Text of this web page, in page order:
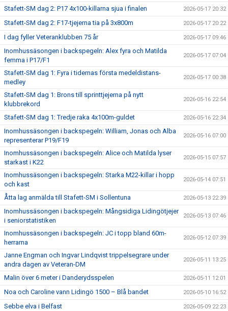
Stafett-SM dag 2: P17 4x100-killarna sjua i finalen 2026-05-17 20:32
Stafett-SM dag 2: F17-tjejerna tia på 3x800m 2026-05-17 20:22
I dag fyller Veteranklubben 75 år 2026-05-17 09:46
Inomhussäsongen i backspegeln: Alex fyra och Matilda
femma i P17/F1
2026-05-17 07:04
Stafett-SM dag 1: Fyra i tidernas första medeldistans-
medley
2026-05-17 00:38
Stafett-SM dag 1: Brons till sprinttjejerna på nytt
klubbrekord
2026-05-16 22:54
Stafett-SM dag 1: Tredje raka 4x100m-guldet 2026-05-16 22:34
Inomhussäsongen i backspegeln: William, Jonas och Alba
representerar P19/F19
2026-05-16 07:00
Inomhussäsongen i backspegeln: Alice och Matilda lyser
starkast i K22
2026-05-15 07:57
Inomhussäsongen i backspegeln: Starka M22-killar i hopp
och kast
2026-05-14 07:51
Åtta lag anmälda till Stafett-SM i Sollentuna 2026-05-13 22:39
Inomhussäsongen i backspegeln: Mångsidiga Lidingötjejer
i seniorstatistiken
2026-05-13 07:46
Inomhussäsongen i backspegeln: JC i topp bland 60m-
herrarna
2026-05-12 07:39
Janne Engman och Ingvar Lindqvist trippelsegrare under
andra dagen av Veteran-DM
2026-05-11 13:25
Malin över 6 meter i Danderydsspelen 2026-05-11 12:01
Noa och Caroline vann Lidingö 1500 – Blå bandet 2026-05-10 16:52
Sebbe elva i Belfast 2026-05-09 22:23